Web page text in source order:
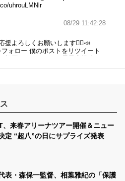
uhrouLMNlr
08/29 11:42:28
援よろしくお願いします🙇‍♀️📣
フォロー 僕のポストをリツイート
iZ3767cVsU
ン参加中のソウキです！このツイ
リツイートしてもらえたら、セミ
！ モデルプレスさん
@modelpress
カウントでリツイートをお願いし
願いします🙇‍♀️📣#男子中学生ミス
、来春アリーナツアー開催＆ニュー
定 “超八”の日にサプライズ発表
表・森保一監督、相葉雅紀の「保護